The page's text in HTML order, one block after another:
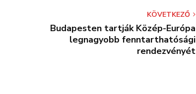
KÖVETKEZŐ
Budapesten tartják Közép-Európa
legnagyobb fenntarthatósági
rendezvényét